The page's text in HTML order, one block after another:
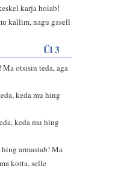
karja hoiab!
kallim, nagu gasell
Ül 3
otsisin teda, aga
keda mu hing
keda mu hing
armastab! Ma
kotta, selle